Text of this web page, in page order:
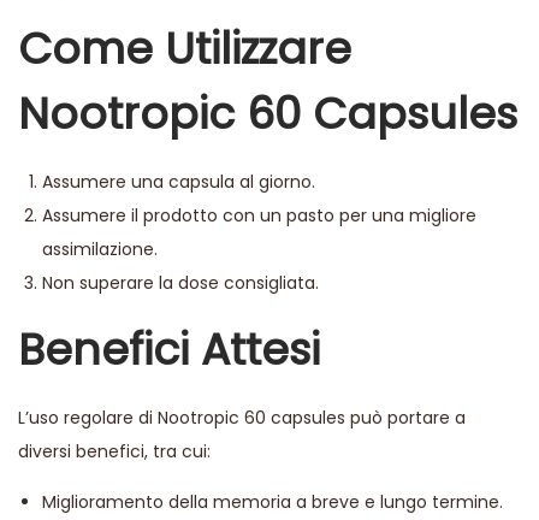
Come Utilizzare
Nootropic 60 Capsules
Assumere una capsula al giorno.
Assumere il prodotto con un pasto per una migliore
assimilazione.
Non superare la dose consigliata.
Benefici Attesi
L’uso regolare di Nootropic 60 capsules può portare a
diversi benefici, tra cui:
Miglioramento della memoria a breve e lungo termine.